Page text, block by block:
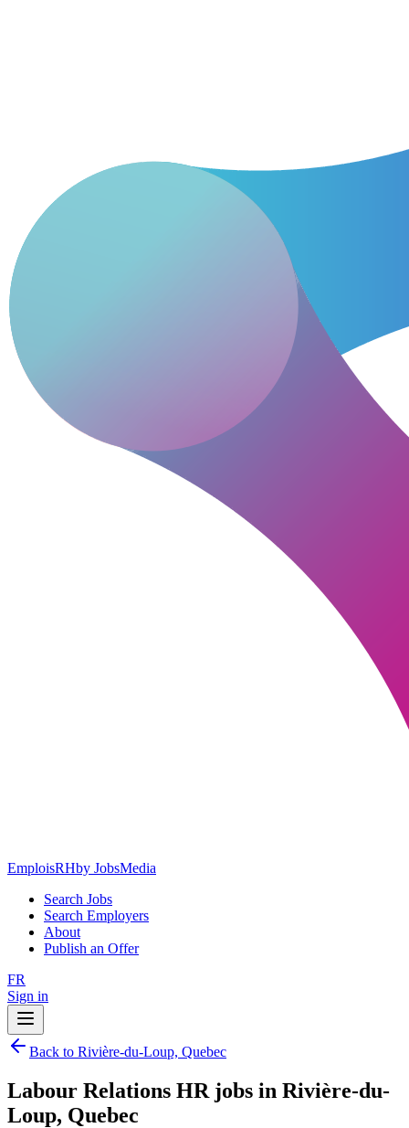
EmploisRHby JobsMedia
Search Jobs
Search Employers
About
Publish an Offer
FR
Sign in
Back to Rivière-du-Loup, Quebec
Labour Relations HR jobs in Rivière-du-
Loup, Quebec